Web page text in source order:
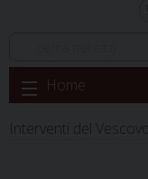
Skip
to
Home